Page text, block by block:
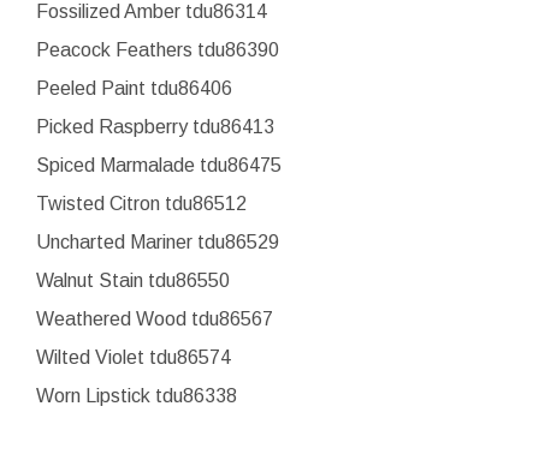
Fossilized Amber tdu86314
Peacock Feathers tdu86390
Peeled Paint tdu86406
Picked Raspberry tdu86413
Spiced Marmalade tdu86475
Twisted Citron tdu86512
Uncharted Mariner tdu86529
Walnut Stain tdu86550
Weathered Wood tdu86567
Wilted Violet tdu86574
Worn Lipstick tdu86338